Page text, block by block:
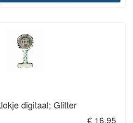
digitaal; Glitter
€ 16.95